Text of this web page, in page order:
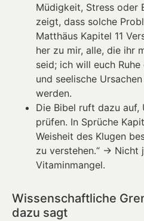
Müdigkeit, Stress oder
zeigt, dass solche
Matthäus Kapitel 11
her zu mir, alle, die ihr
seid; ich will euch
und seelische
werden.
Die Bibel ruft dazu auf,
prüfen. In Sprüche
Weisheit des Klugen
zu verstehen.“ → Nicht
Vitaminmangel.
Wissenschaftliche
dazu sagt